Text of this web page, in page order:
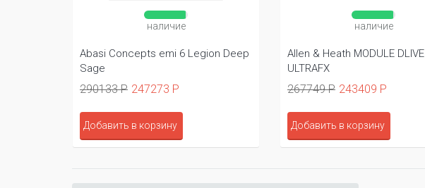
наличие
Abasi Concepts emi 6 Legion Deep
Sage
290133 Р 247273 Р
Добавить в корзину
наличие
Allen & Heath MODULE DLIVE
ULTRAFX
267749 Р 243409 Р
Добавить в корзину